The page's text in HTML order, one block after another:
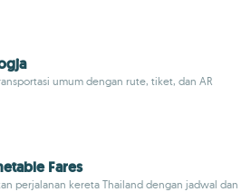
umum dengan rute, tiket, dan AR
Fares
perjalanan kereta Thailand dengan jadwal dan